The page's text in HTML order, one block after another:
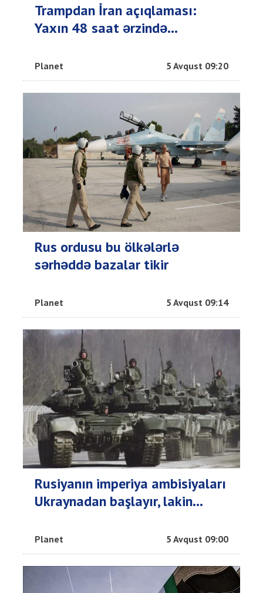
Trampdan İran açıqlaması:
Yaxın 48 saat ərzində...
Planet 5 Avqust 09:20
Rus ordusu bu ölkələrlə
sərhəddə bazalar tikir
Planet 5 Avqust 09:14
Rusiyanın imperiya ambisiyaları
Ukraynadan başlayır, lakin...
Planet 5 Avqust 09:00